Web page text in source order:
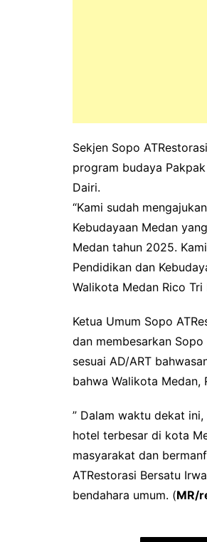
Sekjen Sopo
program budaya
Dairi.
“Kami sudah
Kebudayaan Medan
Medan tahun 2025.
Pendidikan dan
Walikota Medan Rico Tri
Ketua Umum Sopo
dan membesarkan
sesuai AD/ART
bahwa Walikota Medan,
” Dalam waktu dekat
hotel terbesar di kota
masyarakat dan
ATRestorasi Bersatu
bendahara umum. (MR/